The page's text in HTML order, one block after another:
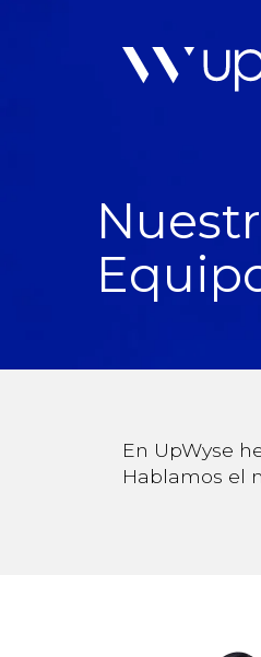
En UpWyse
Hablamos el